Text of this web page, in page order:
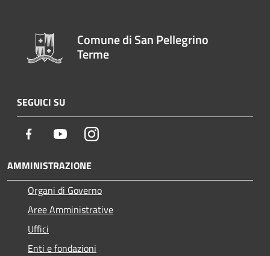
Comune di San Pellegrino
Terme
SEGUICI SU
Facebook YoutubeInstagram
AMMINISTRAZIONE
Organi di Governo
Aree Amministrative
Uffici
Enti e fondazioni